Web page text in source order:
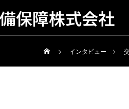
保障株式会社
インタビュー